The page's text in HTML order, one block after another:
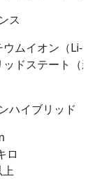
ス
ウムイオン（Li-
ッドステート（新
ハイブリッド
ロ